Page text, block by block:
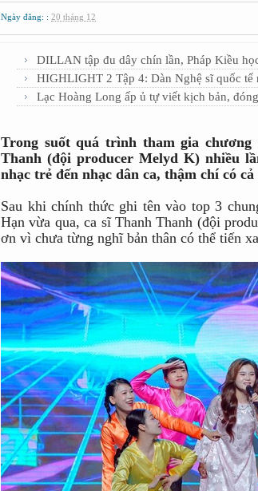
Ngày đăng: : 20 tháng 12
DILLAN tập đu dây chín lần, Pháp Kiều
HIGHLIGHT 2 Tập 4: Dàn Nghệ sĩ quốc tế
Lạc Hoàng Long ấp ủ tự viết kịch bản,
Trong suốt quá trình tham gia
Thanh (đội producer Melyd K) nhiều
nhạc trẻ đến nhạc dân ca, thậm chí có
Sau khi chính thức ghi tên vào top 3
Hạn vừa qua, ca sĩ Thanh Thanh (đội
ơn vì chưa từng nghĩ bản thân có thể tiến